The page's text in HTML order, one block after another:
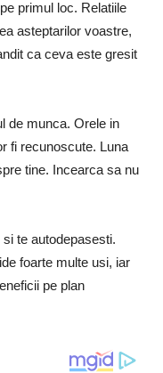
primul loc. Relatiile
asteptarilor voastre,
ca ceva este gresit
de munca. Orele in
fi recunoscute. Luna
tine. Incearca sa nu
te autodepasesti.
foarte multe usi, iar
pe plan